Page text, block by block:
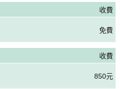
收費
免費
收費
850元